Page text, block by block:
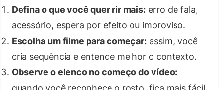
Defina o que você quer rir mais: erro de fala,
acessório, espera por efeito ou improviso.
Escolha um filme para começar: assim, você
cria sequência e entende melhor o contexto.
Observe o elenco no começo do vídeo:
quando você reconhece o rosto, fica mais fácil